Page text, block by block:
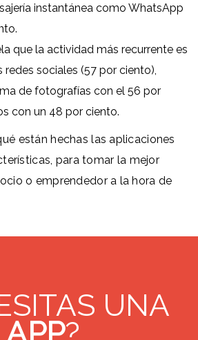
instantánea como WhatsApp
que la actividad más recurrente es
sociales (57 por ciento),
de fotografías con el 56 por
con un 48 por ciento.
están hechas las aplicaciones
para tomar la mejor
o emprendedor a la hora de
UNA
APP?